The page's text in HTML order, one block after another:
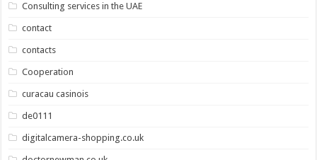
Consulting services in the UAE
contact
contacts
Cooperation
curacau casinois
de0111
digitalcamera-shopping.co.uk